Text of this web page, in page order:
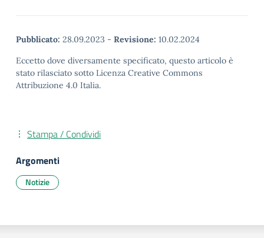
Pubblicato: 28.09.2023 - Revisione: 10.02.2024
Eccetto dove diversamente specificato, questo articolo è
stato rilasciato sotto Licenza Creative Commons
Attribuzione 4.0 Italia.
Stampa / Condividi
Argomenti
Notizie